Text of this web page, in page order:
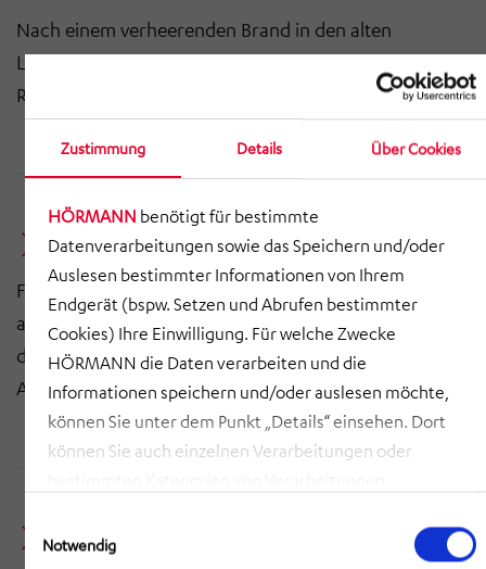
Zustimmung Details Über Cookies
HÖRMANN benötigt für bestimmte
Datenverarbeitungen sowie das Speichern und/oder
Auslesen bestimmter Informationen von Ihrem
Endgerät (bspw. Setzen und Abrufen bestimmter
Cookies) Ihre Einwilligung. Für welche Zwecke
HÖRMANN die Daten verarbeiten und die
Informationen speichern und/oder auslesen möchte,
können Sie unter dem Punkt „Details“ einsehen. Dort
können Sie auch einzelnen Verarbeitungen oder
Sie ein, dass HÖRMANN alle der erläuterten
Notwendig
Nach einem verheerenden Brand in den alten
Lagerhallen musste ein neues Hochregallager in
Rekordzeit errichtet werden.
ZUM FALLBEISPIEL
Fallbeispiel Hawle
Für die Hawle Armaturen GmbH durften wir ein neues,
automatisiertes Hochregallager für die Versorgung
der Produktion errichten. Eine vielfach verzweigte
Anlage mit zahlreichen Schnittstellen.
ZUM FALLBEISPIEL
Fallbeispiel Biohort